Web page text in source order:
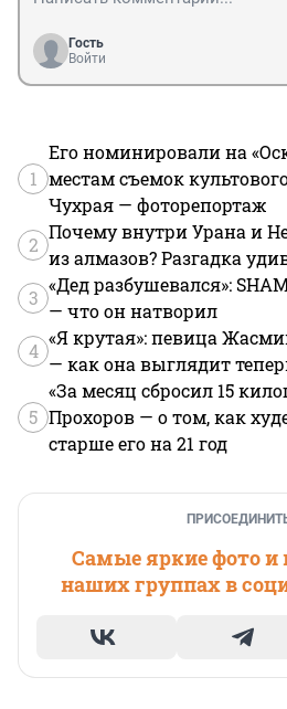
Гость
Войти
1
Его номинировали на
местам съемок
Чухрая — фоторепортаж
2
Почему внутри Урана и
из алмазов? Разгадка
3
«Дед разбушевался»:
— что он натворил
4
«Я крутая»: певица
— как она выглядит
5
«За месяц сбросил 15
Прохоров — о том, как
старше его на 21 год
Самые яркие фото и
наших группах в